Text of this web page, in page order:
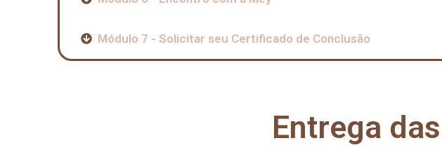
Módulo 7 - Solicitar seu Certificado de Conclusão
Entrega